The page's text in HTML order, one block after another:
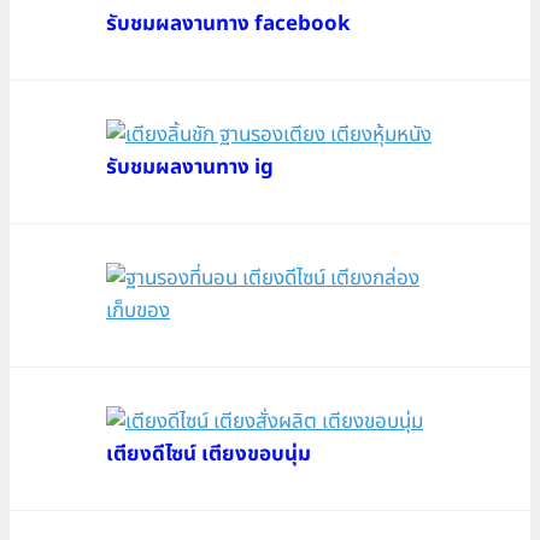
รับชมผลงานทาง facebook
รับชมผลงานทาง ig
เตียงดีไซน์ เตียงขอบนุ่ม